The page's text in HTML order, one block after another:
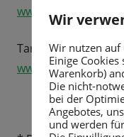
www.Sachsen-
Tarifinfos:
www.Sachsen-
Wir
Wir nutzen auf
Einige
Warenkorb)
Die nicht-
bei der
Angebotes,
und werden